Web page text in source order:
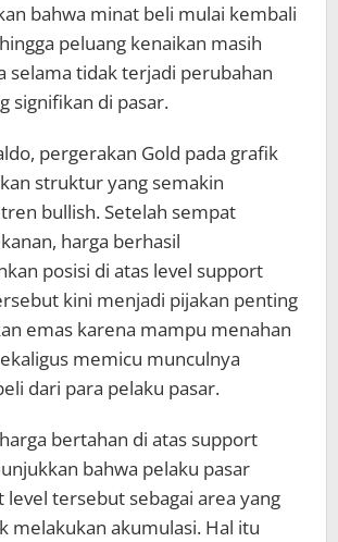
bahwa minat beli mulai kembali
peluang kenaikan masih
selama tidak terjadi perubahan
signifikan di pasar.
pergerakan Gold pada grafik
struktur yang semakin
bullish. Setelah sempat
harga berhasil
posisi di atas level support
kini menjadi pijakan penting
emas karena mampu menahan
memicu munculnya
dari para pelaku pasar.
bertahan di atas support
bahwa pelaku pasar
level tersebut sebagai area yang
melakukan akumulasi. Hal itu